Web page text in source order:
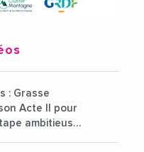
: Grasse
Acte II pour
ambitieuse